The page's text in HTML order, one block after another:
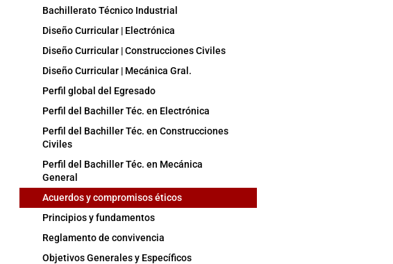
Bachillerato Técnico Industrial
Diseño Curricular | Electrónica
Diseño Curricular | Construcciones Civiles
Diseño Curricular | Mecánica Gral.
Perfil global del Egresado
Perfil del Bachiller Téc. en Electrónica
Perfil del Bachiller Téc. en Construcciones
Civiles
Perfil del Bachiller Téc. en Mecánica
General
Acuerdos y compromisos éticos
Principios y fundamentos
Reglamento de convivencia
Objetivos Generales y Específicos